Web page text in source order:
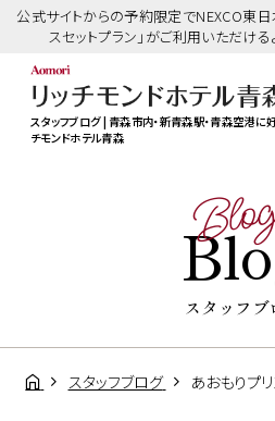
公式サイトからの予約限定でNEXCO東
スセットプラン」がご利用いただけ
スタッフブログ | 青森市内・新青森駅・青森空港に好
チモンドホテル青森
スタッフブ
スタッフブログ あおもりプ